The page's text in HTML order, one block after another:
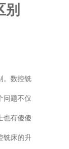
别
。数控铣
问题不仅
也有傻傻
铣床的升